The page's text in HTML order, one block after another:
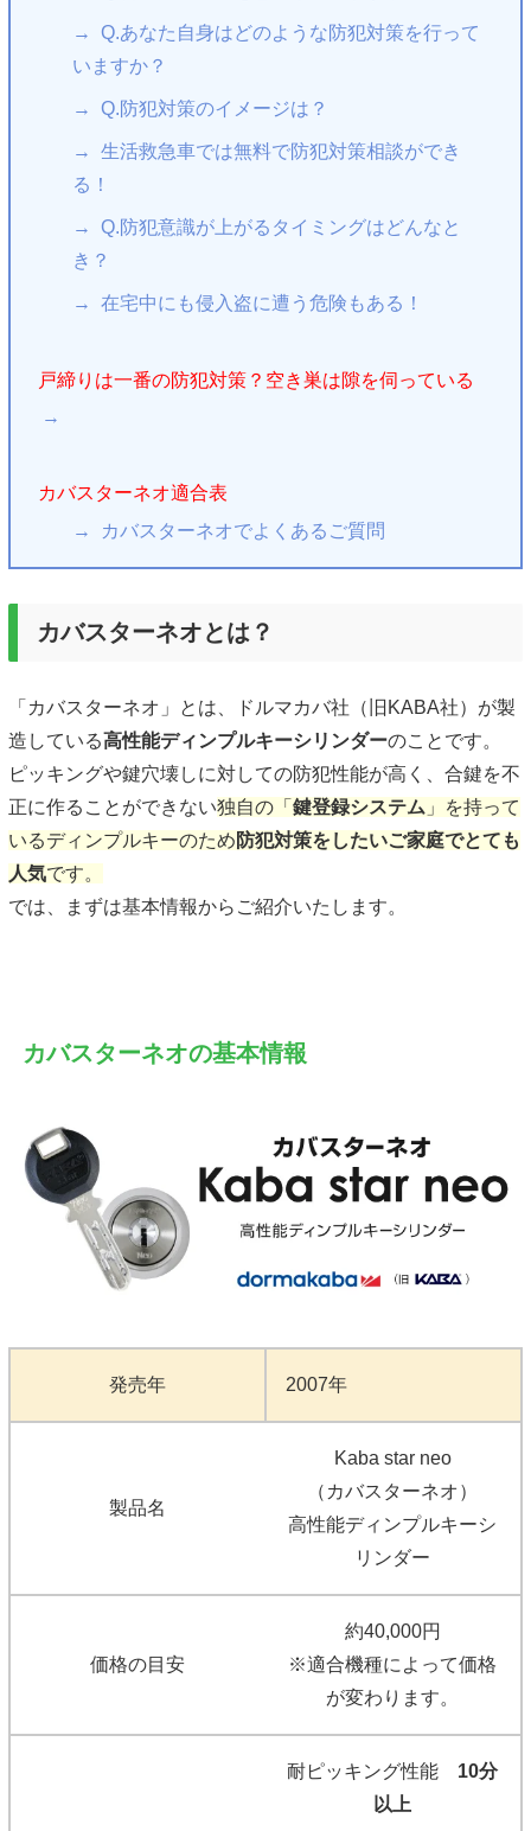
Q.あなた自身はどのような防犯対策を行って
いますか？
Q.防犯対策のイメージは？
生活救急車では無料で防犯対策相談ができ
る！
Q.防犯意識が上がるタイミングはどんなと
き？
在宅中にも侵入盗に遭う危険もある！
戸締りは一番の防犯対策？空き巣は隙を伺っている
カバスターネオ適合表
カバスターネオでよくあるご質問
カバスターネオとは？
「カバスターネオ」とは、ドルマカバ社（旧KABA社）が製
造している高性能ディンプルキーシリンダーのことです。
ピッキングや鍵穴壊しに対しての防犯性能が高く、合鍵を不
正に作ることができない独自の「 鍵登録システム 」を持って
いるディンプルキーのため 防犯対策をしたいご家庭でとても
人気です。
では、まずは基本情報からご紹介いたします。
カバスターネオの基本情報
発売年 2007年
製品名
Kaba star neo
（カバスターネオ）
高性能ディンプルキーシ
リンダー
価格の目安
約40,000円
※適合機種によって価格
が変わります。
耐ピッキング性能 10分
以上